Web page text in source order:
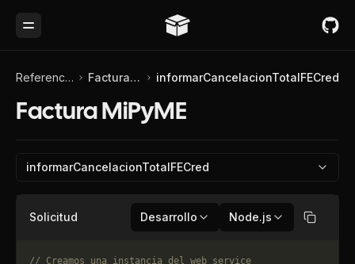
Toggle Menu
Referencia de API Factura MiPyME informarCancelacionTotalFECred
Factura MiPyME
informarCancelacionTotalFECred
Solicitud Desarrollo Node.js Copiar
// Creamos una instancia del web service